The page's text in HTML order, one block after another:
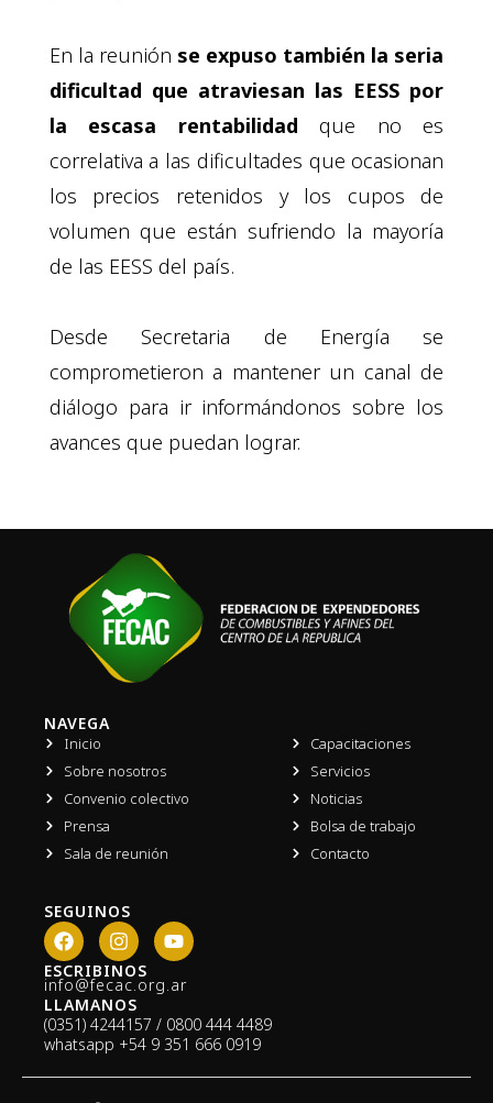
En la reunión se expuso también la seria
dificultad que atraviesan las EESS por
la escasa rentabilidadque no es
correlativa a las dificultades que ocasionan
los precios retenidos y los cupos de
volumen que están sufriendo la mayoría
de las EESS del país.
Desde Secretaria de Energía se
comprometieron a mantener un canal de
diálogo para ir informándonos sobre los
avances que puedan lograr.
NAVEGA
Inicio
Sobre nosotros
Convenio colectivo
Prensa
Sala de reunión
Capacitaciones
Servicios
Noticias
Bolsa de trabajo
Contacto
SEGUINOS
F
a
c
e
b
o
o
I
n
s
t
a
g
r
Y
o
u
t
b
e
ESCRIBINOS
info@fecac.org.ar
LLAMANOS
(0351) 4244157 / 0800 444 4489
whatsapp +54 9 351 666 0919